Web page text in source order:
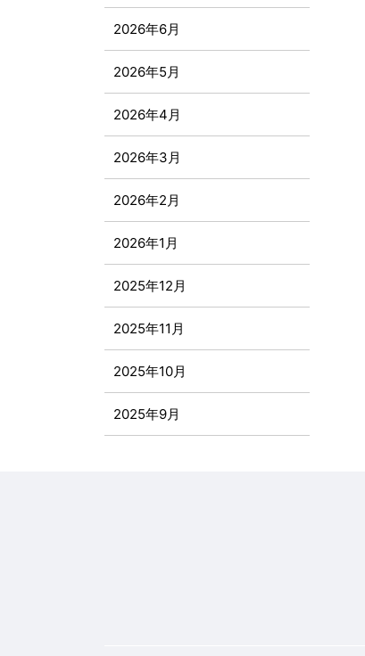
2026年6月
2026年5月
2026年4月
2026年3月
2026年2月
2026年1月
2025年12月
2025年11月
2025年10月
2025年9月